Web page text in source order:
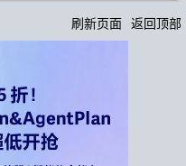
刷新页面 返回顶部